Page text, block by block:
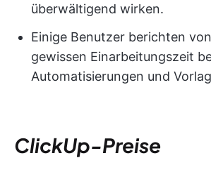
überwältigend wirken.
Einige Benutzer berichten
gewissen Einarbeitungszeit
Automatisierungen und
ClickUp-Preise